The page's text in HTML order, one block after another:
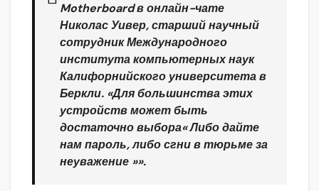
Motherboard в онлайн-чате
Николас Уивер, старший научный
сотрудник Международного
института компьютерных наук
Калифорнийского университета в
Беркли. «Для большинства этих
устройств может быть
достаточно выбора« Либо дайте
нам пароль, либо сгни в тюрьме за
неуважение »».